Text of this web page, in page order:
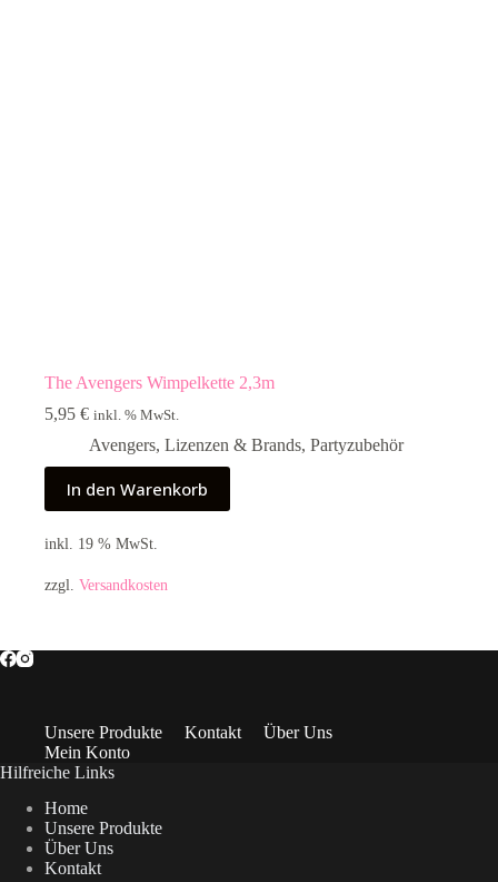
The Avengers Wimpelkette 2,3m
5,95 € inkl. % MwSt.
Avengers, Lizenzen & Brands, Partyzubehör
In den Warenkorb
inkl. 19 % MwSt.
zzgl. Versandkosten
Unsere Produkte Kontakt
Über Uns
Mein Konto
Hilfreiche Links
Home
Unsere Produkte
Über Uns
Kontakt